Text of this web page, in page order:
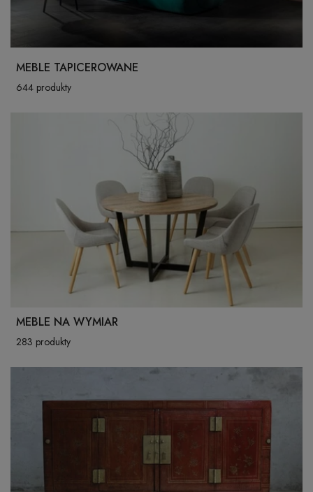
MEBLE TAPICEROWANE
644 produkty
MEBLE NA WYMIAR
283 produkty